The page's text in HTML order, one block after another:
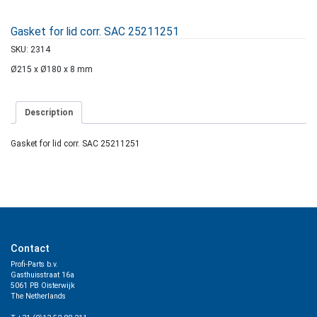
Gasket for lid corr. SAC 25211251
SKU: 2314
Ø215 x Ø180 x 8 mm
Description
Gasket for lid corr. SAC 25211251
Contact
Profi-Parts b.v.
Gasthuisstraat 16a
5061 PB Oisterwijk
The Netherlands